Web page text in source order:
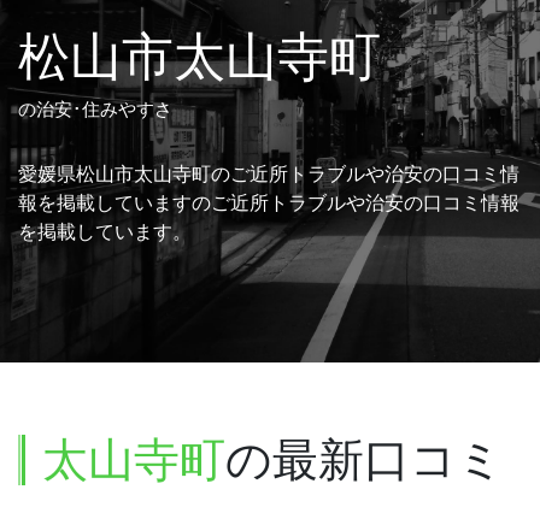
松山市太山寺町
の治安･住みやすさ
愛媛県松山市太山寺町のご近所トラブルや治安の口コミ情
報を掲載していますのご近所トラブルや治安の口コミ情報
を掲載しています。
太山寺町の最新口コミ